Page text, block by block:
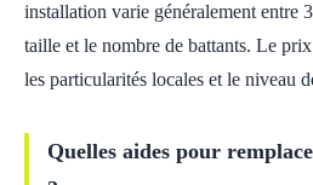
installation varie généralement entre
taille et le nombre de battants. Le
les particularités locales et le niveau
Quelles aides pour